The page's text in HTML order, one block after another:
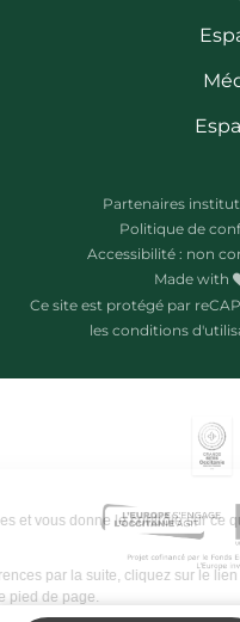
Partenaires
Politique de
Accessibilité : non
Made with
Ce site est protégé par
les conditions
Ce site utilise des cookies et
Pour modifier vos préférences
de cookies' situé dans le pied de